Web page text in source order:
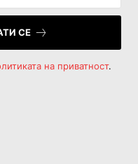
СЕ
на приватност.